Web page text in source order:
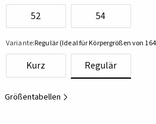
52 54
Variante:Regulär (Ideal für Körpergrößen von
Kurz Regulär
Größentabellen